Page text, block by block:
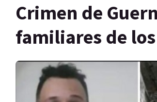
Crimen de
familiares de